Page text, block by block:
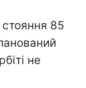
стояння 85
не